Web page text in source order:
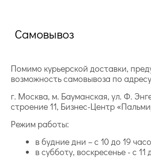
Самовывоз
Помимо курьерской доставки,
возможность самовывоза по
г. Москва, м. Бауманская, ул. Ф.
строение 11, Бизнес-Центр
Режим работы:
в будние дни – с 10 до 19
в субботу, воскресенье - с 11